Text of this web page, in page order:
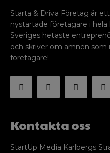
Starta & Driva Företag är
nystartade företagare i hela
Sveriges hetaste
och skriver om ämnen som
företagare!
Kontakta oss
StartUp Media Karlbergs